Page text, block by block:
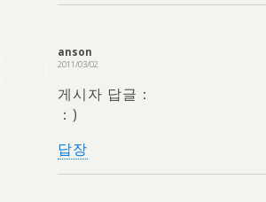
anson
2011/03/02
게시자 답글：
：)
답장